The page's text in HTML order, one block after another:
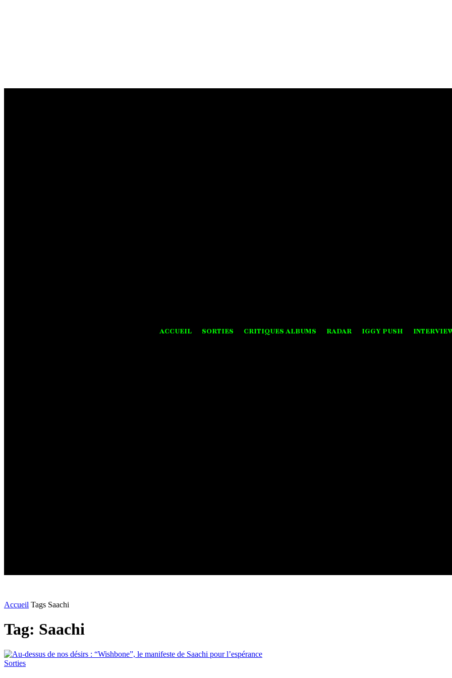
ACCUEIL SORTIES CRITIQUES ALBUMS RADAR IGGY PUSH
Accueil Tags Saachi
Tag: Saachi
Sorties